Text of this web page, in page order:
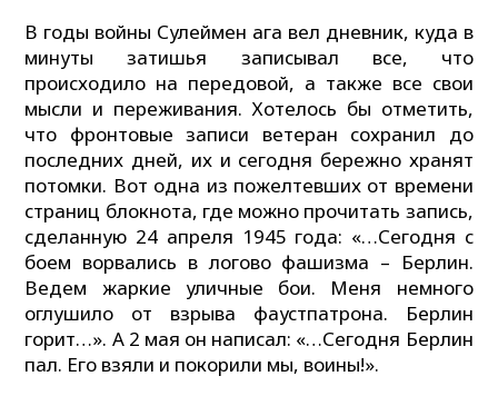
В годы войны Сулеймен ага вел дневник, куда в
минуты затишья записывал все, что
происходило на передовой, а также все свои
мысли и переживания. Хотелось бы отметить,
что фронтовые записи ветеран сохранил до
последних дней, их и сегодня бережно хранят
потомки. Вот одна из пожелтевших от времени
страниц блокнота, где можно прочитать запись,
сделанную 24 апреля 1945 года: «…Сегодня с
боем ворвались в логово фашизма – Берлин.
Ведем жаркие уличные бои. Меня немного
оглушило от взрыва фаустпатрона. Берлин
горит…». А 2 мая он написал: «…Сегодня Берлин
пал. Его взяли и покорили мы, воины!».